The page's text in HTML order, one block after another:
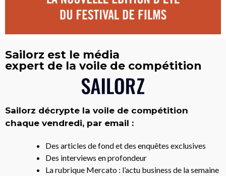
Sailorz est le média
expert de la voile de compétition
Sailorz décrypte la voile de compétition
chaque vendredi, par email :
Des articles de fond et des enquêtes exclusives
Des interviews en profondeur
La rubrique Mercato : l’actu business de la semaine